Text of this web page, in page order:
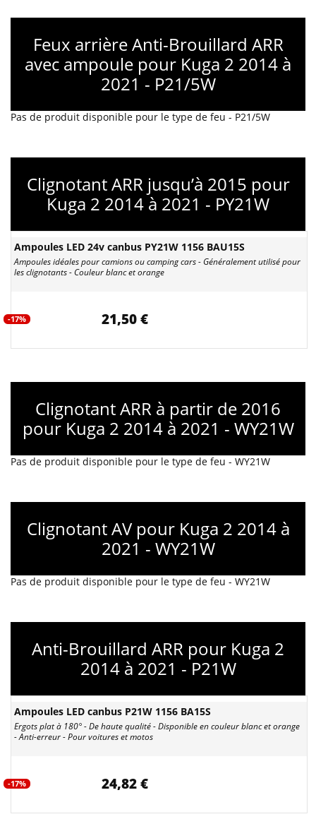
Feux arrière Anti-Brouillard ARR
avec ampoule pour Kuga 2 2014 à
2021 - P21/5W
Pas de produit disponible pour le type de feu - P21/5W
Clignotant ARR jusqu’à 2015 pour
Kuga 2 2014 à 2021 - PY21W
Ampoules LED 24v canbus PY21W 1156 BAU15S
Ampoules idéales pour camions ou camping cars - Généralement utilisé pour
les clignotants - Couleur blanc et orange
-17% 21,50 €
Clignotant ARR à partir de 2016
pour Kuga 2 2014 à 2021 - WY21W
Pas de produit disponible pour le type de feu - WY21W
Clignotant AV pour Kuga 2 2014 à
2021 - WY21W
Pas de produit disponible pour le type de feu - WY21W
Anti-Brouillard ARR pour Kuga 2
2014 à 2021 - P21W
Ampoules LED canbus P21W 1156 BA15S
Ergots plat à 180° - De haute qualité - Disponible en couleur blanc et orange
- Anti-erreur - Pour voitures et motos
-17% 24,82 €